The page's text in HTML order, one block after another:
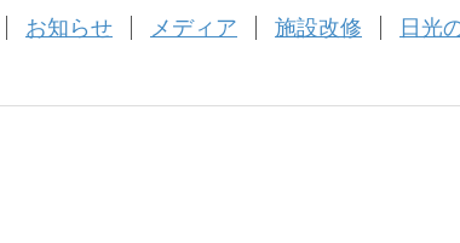
お知らせ メディア 施設改修
日光